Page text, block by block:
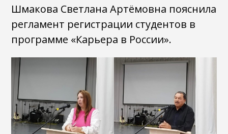
Шмакова Светлана Артёмовна пояснила
регламент регистрации студентов в
программе «Карьера в России».